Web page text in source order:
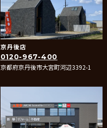
京丹後店
0120-967-400
京都府京丹後市大宮町河辺3392-1